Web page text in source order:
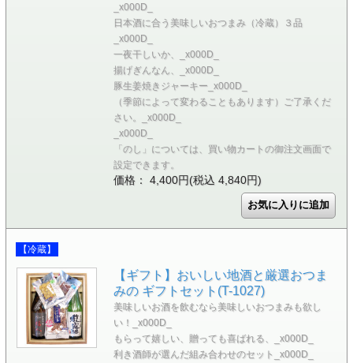
_x000D_
日本酒に合う美味しいおつまみ（冷蔵）３品
_x000D_
一夜干しいか、_x000D_
揚げぎんなん、_x000D_
豚生姜焼きジャーキー_x000D_
（季節によって変わることもあります）ご了承くだ
さい。_x000D_
_x000D_
「のし」については、買い物カートの御注文画面で
設定できます。
価格： 4,400円(税込 4,840円)
【冷蔵】
【ギフト】おいしい地酒と厳選おつま
みの ギフトセット(T-1027)
美味しいお酒を飲むなら美味しいおつまみも欲し
い！_x000D_
もらって嬉しい、贈っても喜ばれる、_x000D_
利き酒師が選んだ組み合わせのセット_x000D_